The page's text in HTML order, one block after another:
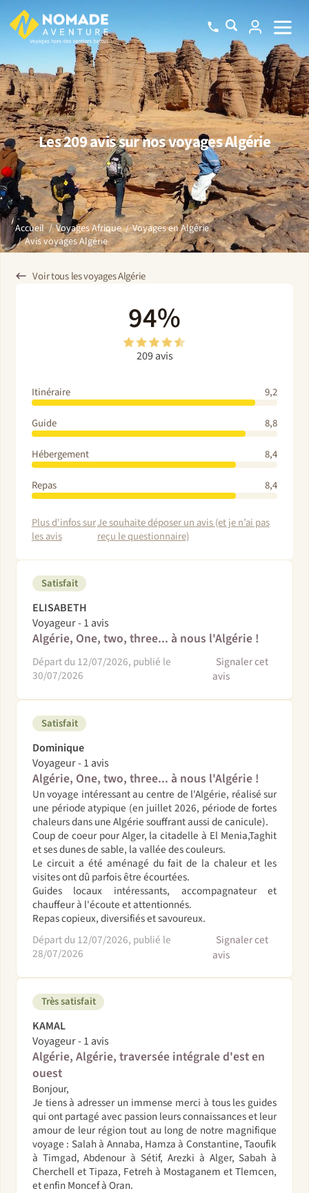
Les 209 avis sur nos voyages Algérie
Accueil Voyages Afrique
Voyages en Algérie
Avis voyages Algérie
Voir tous les voyages Algérie
94%
209 avis
Itinéraire 9,2
Guide 8,8
Hébergement 8,4
Repas 8,4
Plus d'infos sur
les avis
Je souhaite déposer un avis (et je n’ai pas
reçu le questionnaire)
Satisfait
ELISABETH
Voyageur - 1 avis
Algérie, One, two, three... à nous l'Algérie !
Départ du 12/07/2026, publié le
30/07/2026
Signaler cet
avis
Satisfait
Dominique
Voyageur - 1 avis
Algérie, One, two, three... à nous l'Algérie !
Un voyage intéressant au centre de l'Algérie, réalisé sur
une période atypique (en juillet 2026, période de fortes
chaleurs dans une Algérie souffrant aussi de canicule).
Coup de coeur pour Alger, la citadelle à El Menia,Taghit
et ses dunes de sable, la vallée des couleurs.
Le circuit a été aménagé du fait de la chaleur et les
visites ont dû parfois être écourtées.
Guides locaux intéressants, accompagnateur et
chauffeur à l'écoute et attentionnés.
Repas copieux, diversifiés et savoureux.
Départ du 12/07/2026, publié le
28/07/2026
Signaler cet
avis
Très satisfait
KAMAL
Voyageur - 1 avis
Algérie, Algérie, traversée intégrale d'est en
ouest
Bonjour,
Je tiens à adresser un immense merci à tous les guides
qui ont partagé avec passion leurs connaissances et leur
amour de leur région tout au long de notre magnifique
voyage : Salah à Annaba, Hamza à Constantine, Taoufik
à Timgad, Abdenour à Sétif, Arezki à Alger, Sabah à
Cherchell et Tipaza, Fetreh à Mostaganem et Tlemcen,
et enfin Moncef à Oran.